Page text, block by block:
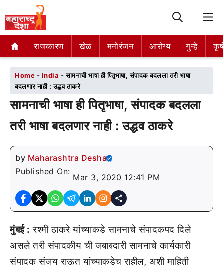
राजकारण खेळ मनोरंजन आरोग्य गुन्हे
राजकारण खेळ मनोरंजन आरोग्य गुन्हे
Home - India -सामनाची भाषा ही पितृभाषा, संपादक बदलला तरी भाषा
बदलणार नाही : उद्धव ठाकरे
सामनाची भाषा ही पितृभाषा, संपादक बदलला
तरी भाषा बदलणार नाही : उद्धव ठाकरे
by Maharashtra Desha
Published On:
Mar 3, 2020 12:41 PM
मुंबई : रश्मी ठाकरे यांच्याकडे सामनाचे संपादकपद दिले
असले तरी संपादकीय ची जबाबदारी सामनाचे कार्यकारी
संपादक संजय राऊत यांच्याकडेच राहील, अशी माहिती